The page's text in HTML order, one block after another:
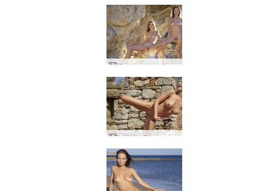
Emi dan Natalia Seorang bidadari
Natalia Bersepeda telanjang